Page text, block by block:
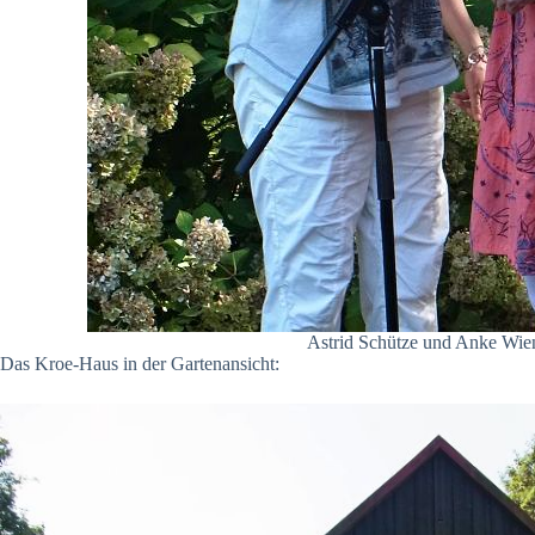
Astrid Schütze und Anke
Das Kroe-Haus in der Gartenansicht: